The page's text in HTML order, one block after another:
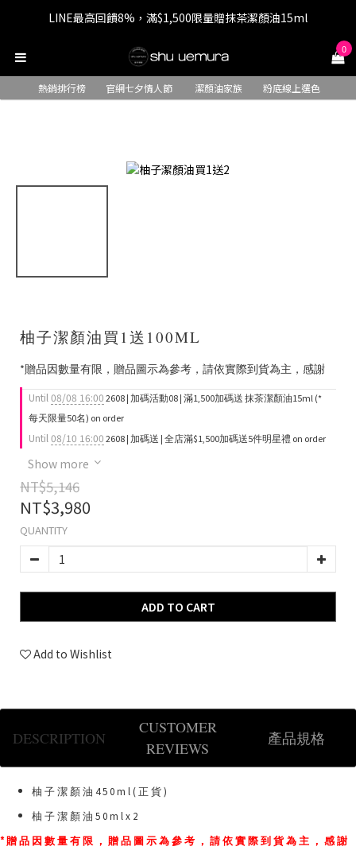
七夕情人節 全站9折，下單享免運+贈$200回購金
LINE最高回饋8%，滿$1,500限量贈抹茶潔顏油15ml
七夕情人節 全站9折，下單享免運+贈$200回購金 0
熱銷排行榜 官網七夕情人節 潔顏油家族 粉底線上選色
柚子潔顏油買1送100ML
*贈品因數量有限，贈品圖示為參考，請依實際到貨為主，感謝
Until 08/08 16:00 2608 | 加碼活動08 | 滿1,500加碼送 抹茶潔顏油15ml (*
每天限量50名) on order
Until 08/10 16:00 2608 | 加碼送 | 全店滿$1,500加碼送5件明星禮 on order
Show more
NT$5,146
NT$3,980
QUANTITY
ADD TO CART
Add to Wishlist
DESCRIPTION
CUSTOMER
REVIEWS
產品規格
柚子潔顏油450ml(正貨)
柚子潔顏油50mlx2
*贈品因數量有限，贈品圖示為參考，請依實際到貨為主，感謝